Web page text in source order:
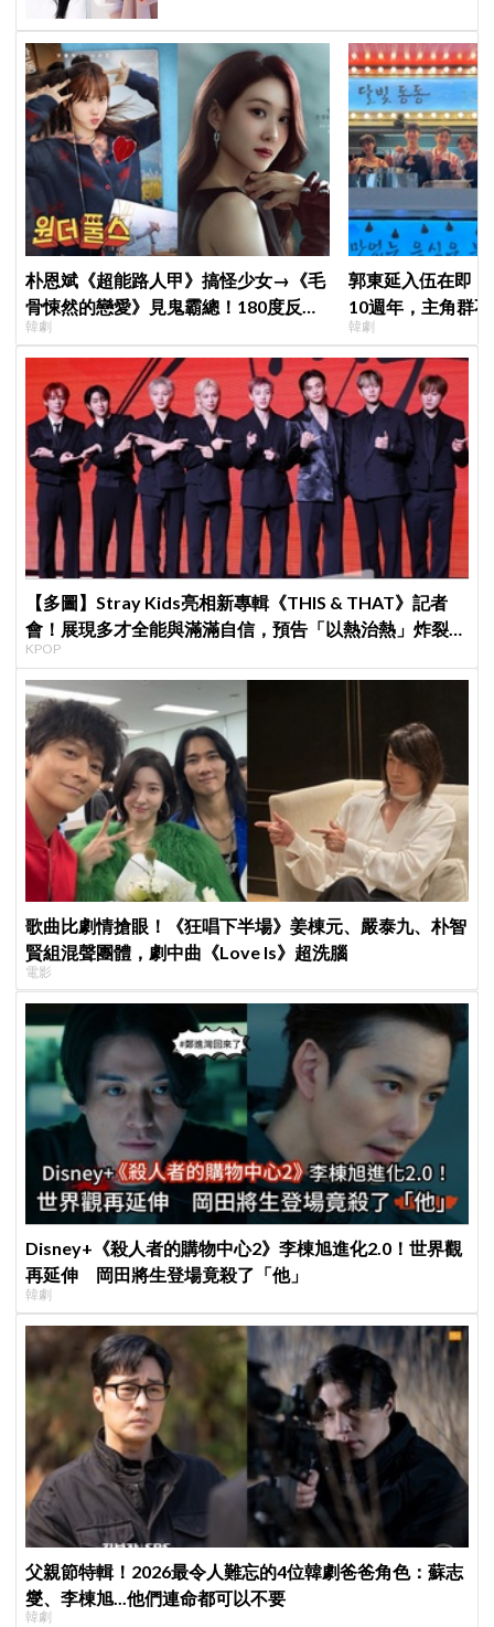
朴恩斌《超能路人甲》搞怪少女→《毛
骨悚然的戀愛》見鬼霸總！180度反差
演技獲讚「信看演員」
韓劇
郭東延入伍在即
10週年，主角群
錄製特別節目
韓劇
【多圖】Stray Kids亮相新專輯《THIS & THAT》記者
會！展現多才全能與滿滿自信，預告「以熱治熱」炸裂夏
日音樂圈
KPOP
歌曲比劇情搶眼！《狂唱下半場》姜棟元、嚴泰九、朴智
賢組混聲團體，劇中曲《Love Is》超洗腦
電影
Disney+《殺人者的購物中心2》李棟旭進化2.0！世界觀
再延伸 岡田將生登場竟殺了「他」
韓劇
父親節特輯！2026最令人難忘的4位韓劇爸爸角色：蘇志
燮、李棟旭...他們連命都可以不要
韓劇